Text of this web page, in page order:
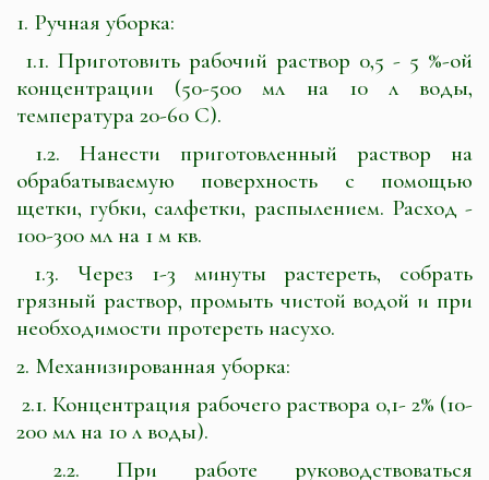
1. Ручная уборка:
1.1. Приготовить рабочий раствор 0,5 - 5 %-ой
концентрации (50-500 мл на 10 л воды,
температура 20-60 С).
1.2. Нанести приготовленный раствор на
обрабатываемую поверхность с помощью
щетки, губки, салфетки, распылением. Расход -
100-300 мл на 1 м кв.
1.3. Через 1-3 минуты растереть, собрать
грязный раствор, промыть чистой водой и при
необходимости протереть насухо.
2. Механизированная уборка:
2.1. Концентрация рабочего раствора 0,1- 2% (10-
200 мл на 10 л воды).
2.2. При работе руководствоваться